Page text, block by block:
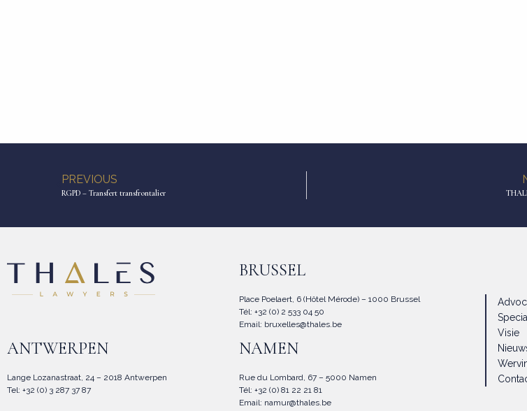
PREVIOUS
RGPD – Transfert transfrontalier
BRUSSEL
Place Poelaert, 6 (Hôtel Mérode) – 1000 Brussel
Tél: +32 (0) 2 533 04 50
Email: bruxelles@thales.be
ANTWERPEN
Lange Lozanastraat, 24 – 2018 Antwerpen
Tel: +32 (0) 3 287 37 87
NAMEN
Rue du Lombard, 67 – 5000 Namen
Tél: +32 (0) 81 22 21 81
Email: namur@thales.be
Visie